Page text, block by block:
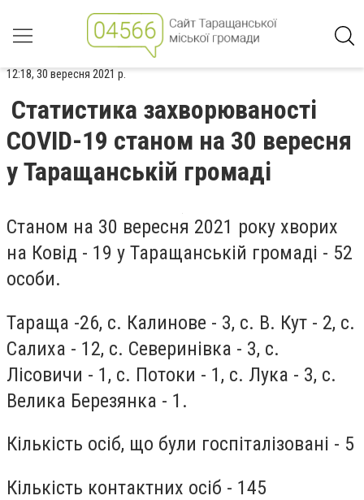
12:18, 30 вересня 2021 р.
Статистика захворюваності
COVID-19 станом на 30 вересня
у Таращанській громаді
Станом на 30 вересня 2021 року хворих
на Ковід - 19 у Таращанській громаді - 52
особи.
Тараща -26, с. Калинове - 3, с. В. Кут - 2, с.
Салиха - 12, с. Северинівка - 3, с.
Лісовичи - 1, с. Потоки - 1, с. Лука - 3, с.
Велика Березянка - 1.
Кількість осіб, що були госпіталізовані - 5
Кількість контактних осіб - 145